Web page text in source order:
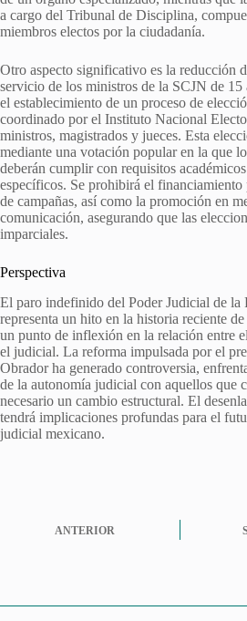
a cargo del Tribunal de Disciplina,
miembros electos por la ciudadanía.
Otro aspecto significativo es la reducción
servicio de los ministros de la SCJN de 15
el establecimiento de un proceso de
coordinado por el Instituto Nacional
ministros, magistrados y jueces. Esta
mediante una votación popular en la que
deberán cumplir con requisitos
específicos. Se prohibirá el
de campañas, así como la promoción en
comunicación, asegurando que las
imparciales.
Perspectiva
El paro indefinido del Poder Judicial de la
representa un hito en la historia reciente
un punto de inflexión en la relación entre
el judicial. La reforma impulsada por el
Obrador ha generado controversia,
de la autonomía judicial con aquellos que
necesario un cambio estructural. El
tendrá implicaciones profundas para el
judicial mexicano.
ANTERIOR